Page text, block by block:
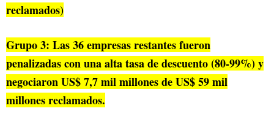
reclamados)
Grupo 3: Las 36 empresas restantes fueron
penalizadas con una alta tasa de descuento (80-99%) y
negociaron US$ 7,7 mil millones de US$ 59 mil
millones reclamados.